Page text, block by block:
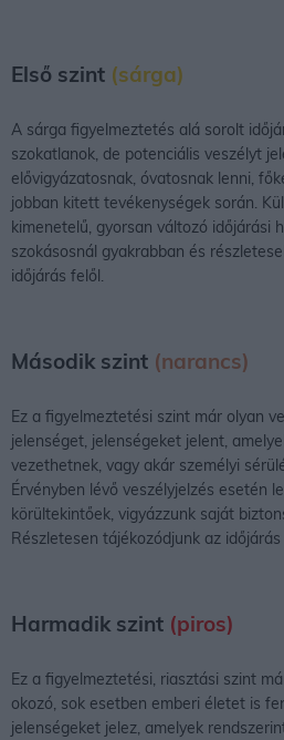
Első szint (sárga)
A sárga figyelmeztetés alá sorolt
szokatlanok, de potenciális veszélyt
elővigyázatosnak, óvatosnak lenni,
jobban kitett tevékenységek során.
kimenetelű, gyorsan változó időjárási
szokásosnál gyakrabban és
időjárás felől.
Második szint (narancs)
Ez a figyelmeztetési szint már olyan
jelenséget, jelenségeket jelent,
vezethetnek, vagy akár személyi
Érvényben lévő veszélyjelzés esetén
körültekintőek, vigyázzunk saját
Részletesen tájékozódjunk az
Harmadik szint (piros)
Ez a figyelmeztetési, riasztási szint
okozó, sok esetben emberi életet is
jelenségeket jelez, amelyek